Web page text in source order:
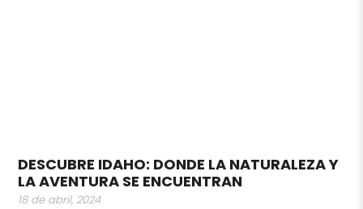
DESCUBRE IDAHO: DONDE LA NATURALEZA Y
LA AVENTURA SE ENCUENTRAN
18 de abril, 2024